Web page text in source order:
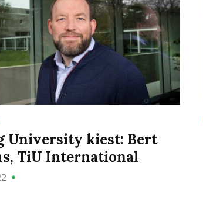
University kiest: Bert
TiU International